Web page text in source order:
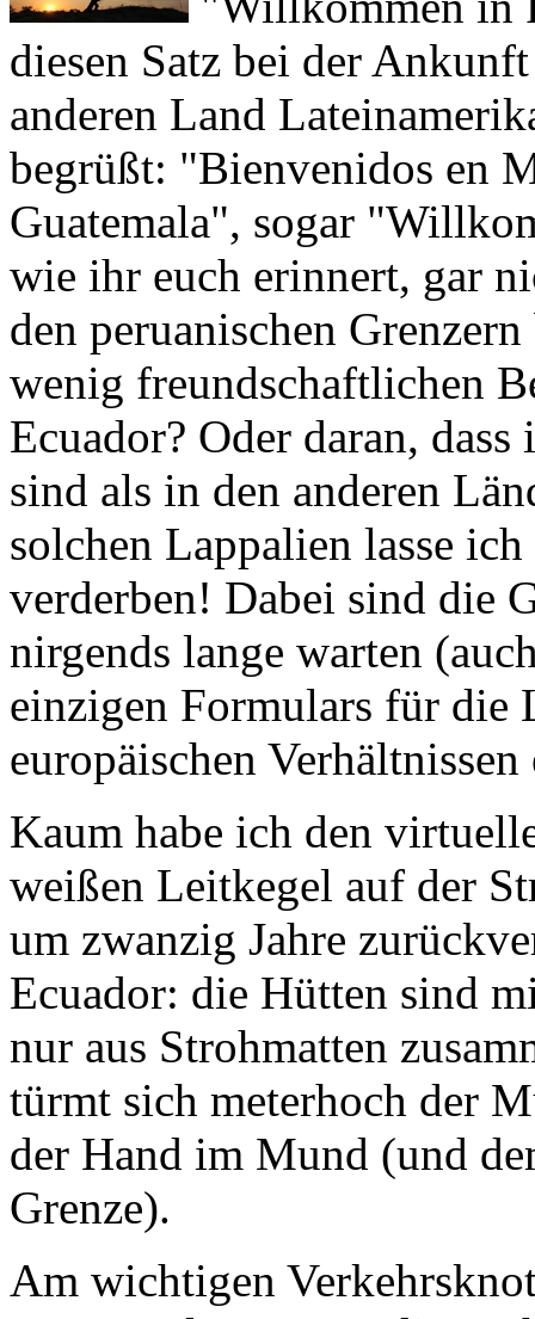
diesen Satz bei der
anderen Land
begrüßt: "Bienvenidos en
Guatemala", sogar
wie ihr euch erinnert, gar
den peruanischen
wenig freundschaftlichen
Ecuador? Oder daran,
sind als in den anderen
solchen Lappalien lasse
verderben! Dabei sind die
nirgends lange warten
einzigen Formulars für die
europäischen
Kaum habe ich den
weißen Leitkegel auf der
um zwanzig Jahre
Ecuador: die Hütten sind
nur aus Strohmatten
türmt sich meterhoch der
der Hand im Mund (und
Grenze).
Am wichtigen
Mango-Plantage an die